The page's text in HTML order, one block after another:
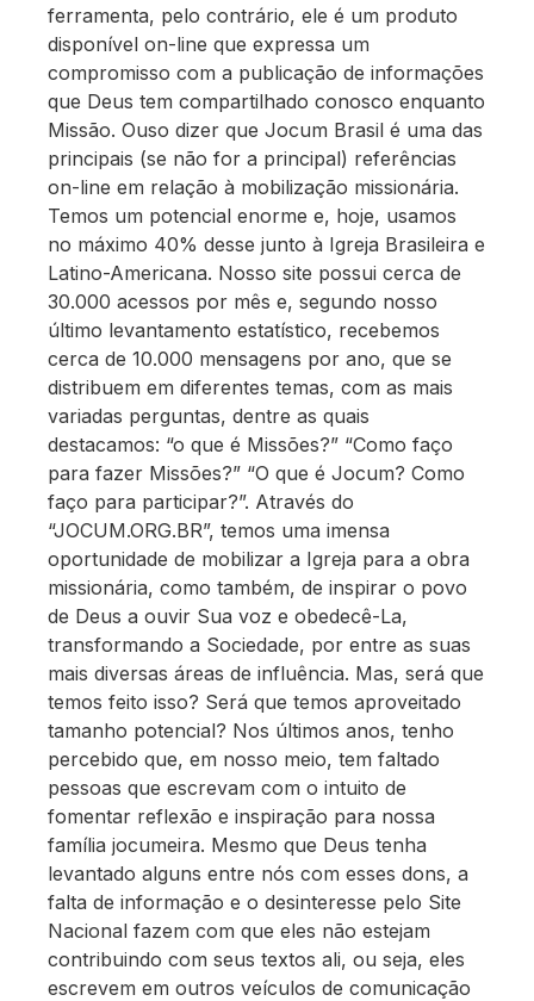
ferramenta, pelo contrário, ele é um produto
disponível on-line que expressa um
compromisso com a publicação de informações
que Deus tem compartilhado conosco enquanto
Missão. Ouso dizer que Jocum Brasil é uma das
principais (se não for a principal) referências
on-line em relação à mobilização missionária.
Temos um potencial enorme e, hoje, usamos
no máximo 40% desse junto à Igreja Brasileira e
Latino-Americana. Nosso site possui cerca de
30.000 acessos por mês e, segundo nosso
último levantamento estatístico, recebemos
cerca de 10.000 mensagens por ano, que se
distribuem em diferentes temas, com as mais
variadas perguntas, dentre as quais
destacamos: “o que é Missões?” “Como faço
para fazer Missões?” “O que é Jocum? Como
faço para participar?”. Através do
“JOCUM.ORG.BR”, temos uma imensa
oportunidade de mobilizar a Igreja para a obra
missionária, como também, de inspirar o povo
de Deus a ouvir Sua voz e obedecê-La,
transformando a Sociedade, por entre as suas
mais diversas áreas de influência. Mas, será que
temos feito isso? Será que temos aproveitado
tamanho potencial? Nos últimos anos, tenho
percebido que, em nosso meio, tem faltado
pessoas que escrevam com o intuito de
fomentar reflexão e inspiração para nossa
família jocumeira. Mesmo que Deus tenha
levantado alguns entre nós com esses dons, a
falta de informação e o desinteresse pelo Site
Nacional fazem com que eles não estejam
contribuindo com seus textos ali, ou seja, eles
escrevem em outros veículos de comunicação